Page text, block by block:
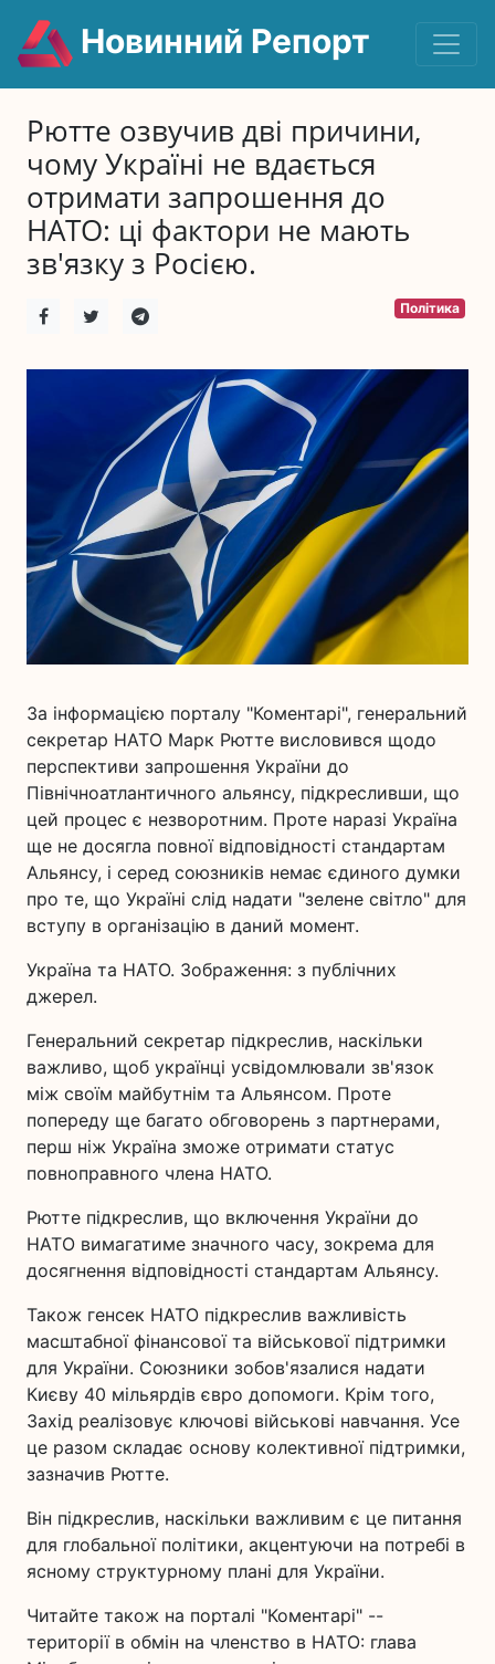
Новинний Репорт
Рютте озвучив дві причини,
чому Україні не вдається
отримати запрошення до
НАТО: ці фактори не мають
зв'язку з Росією.
Політика
За інформацією порталу "Коментарі", генеральний
секретар НАТО Марк Рютте висловився щодо
перспективи запрошення України до
Північноатлантичного альянсу, підкресливши, що
цей процес є незворотним. Проте наразі Україна
ще не досягла повної відповідності стандартам
Альянсу, і серед союзників немає єдиного думки
про те, що Україні слід надати "зелене світло" для
вступу в організацію в даний момент.
Україна та НАТО. Зображення: з публічних
джерел.
Генеральний секретар підкреслив, наскільки
важливо, щоб українці усвідомлювали зв'язок
між своїм майбутнім та Альянсом. Проте
попереду ще багато обговорень з партнерами,
перш ніж Україна зможе отримати статус
повноправного члена НАТО.
Рютте підкреслив, що включення України до
НАТО вимагатиме значного часу, зокрема для
досягнення відповідності стандартам Альянсу.
Також генсек НАТО підкреслив важливість
масштабної фінансової та військової підтримки
для України. Союзники зобов'язалися надати
Києву 40 мільярдів євро допомоги. Крім того,
Захід реалізовує ключові військові навчання. Усе
це разом складає основу колективної підтримки,
зазначив Рютте.
Він підкреслив, наскільки важливим є це питання
для глобальної політики, акцентуючи на потребі в
ясному структурному плані для України.
Читайте також на порталі "Коментарі" --
території в обмін на членство в НАТО: глава